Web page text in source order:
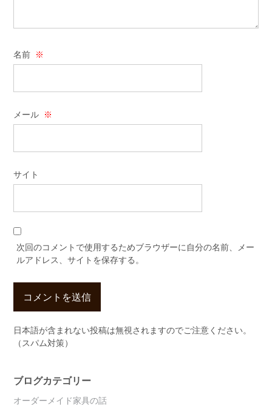
名前 ※
メール ※
サイト
次回のコメントで使用するためブラウザーに自分の名前、メー
ルアドレス、サイトを保存する。
日本語が含まれない投稿は無視されますのでご注意ください。
（スパム対策）
ブログカテゴリー
オーダーメイド家具の話